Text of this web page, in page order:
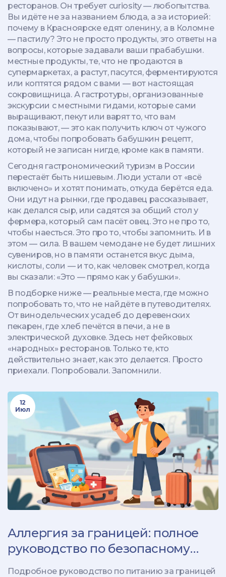
ресторанов. Он требует curiosity — любопытства.
Вы идёте не за названием блюда, а за историей:
почему в Красноярске едят оленину, а в Коломне
— пастилу? Это не просто продукты, это ответы на
вопросы, которые задавали ваши прабабушки.
местные продукты,те, что не продаются в
супермаркетах, а растут, пасутся, ферментируются
или коптятся рядом с вами — вот настоящая
сокровищница. А гастротуры, организованные
экскурсии с местными гидами, которые сами
выращивают, пекут или варят то, что вам
показывают, — это как получить ключ от чужого
дома, чтобы попробовать бабушкин рецепт,
который не записан нигде, кроме как в памяти.
Сегодня гастрономический туризм в России
перестаёт быть нишевым. Люди устали от «всё
включено» и хотят понимать, откуда берётся еда.
Они идут на рынки, где продавец рассказывает,
как делался сыр, или садятся за общий стол у
фермера, который сам пасёт овец. Это не про то,
чтобы наесться. Это про то, чтобы запомнить. И в
этом — сила. В вашем чемодане не будет лишних
сувениров, но в памяти останется вкус дыма,
кислоты, соли — и то, как человек смотрел, когда
вы сказали: «Это — прямо как у бабушки».
В подборке ниже — реальные места, где можно
попробовать то, что не найдёте в путеводителях.
От винодельческих усадеб до деревенских
пекарен, где хлеб печётся в печи, а не в
электрической духовке. Здесь нет фейковых
«народных» ресторанов. Только те, кто
действительно знает, как это делается. Просто
приехали. Попробовали. Запомнили.
12
Июл
Аллергия за границей: полное
руководство по безопасному
питанию в путешествиях
Подробное руководство по питанию за границей